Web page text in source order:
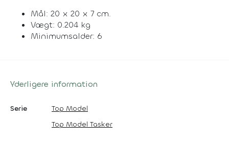
Mål: 20 x 20 x 7 cm.
Vægt: 0.204 kg
Minimumsalder: 6
Yderligere information
Serie
Top Model
Top Model Tasker